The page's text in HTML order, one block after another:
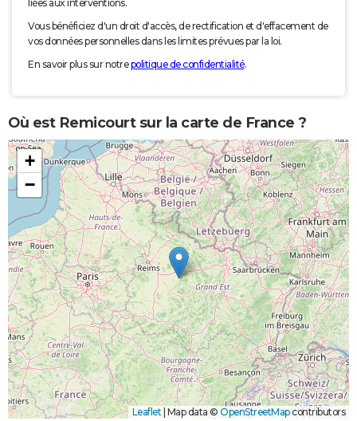
liées aux interventions.
Vous bénéficiez d'un droit d'accès, de rectification et d'effacement de
vos données personnelles dans les limites prévues par la loi.
En savoir plus sur notrepolitique de confidentialité.
Où est Remicourt sur la carte de France ?
+
−
Leaflet Map data © OpenStreetMapcontributors